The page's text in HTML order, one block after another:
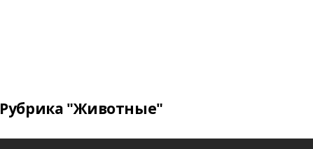
Рубрика "Животные"